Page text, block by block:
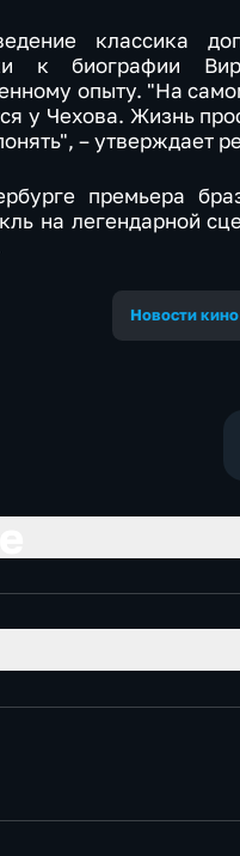
классика
к биографии
опыту. "На
у Чехова. Жизнь
– утверждает
премьера
на легендарной
Новости